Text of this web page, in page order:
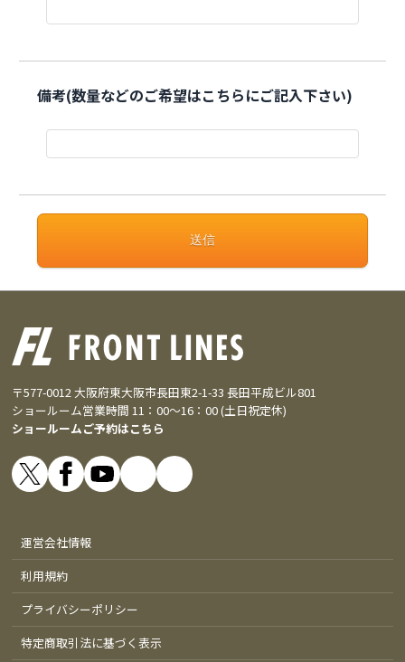
備考(数量などのご希望はこちらにご記入下さい)
〒577-0012 大阪府東大阪市長田東2-1-33 長田平成ビル801
ショールーム営業時間 11：00～16：00 (土日祝定休)
ショールームご予約はこちら
運営会社情報
利用規約
プライバシーポリシー
特定商取引法に基づく表示